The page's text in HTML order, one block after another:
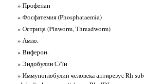
» Профенан
» Фосфатемия (Phosphataemia)
» Острица (Pinworm, Threadworm)
» Амло.
» Виферон.
» Эндобулин С/?н
» Иммуноглобулин человека антирезус Rh